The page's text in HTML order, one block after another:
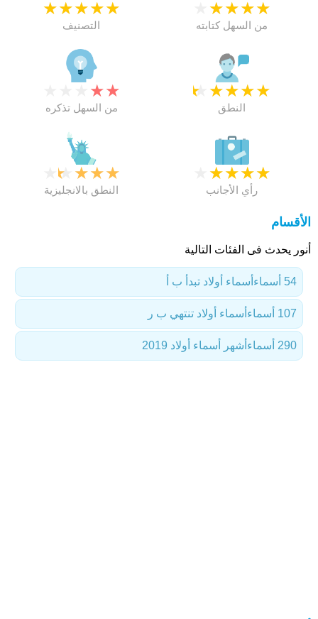
★
★
★
★
★
التصنيف
★
★
★
★
من السهل كتابته
★
★
من السهل تذكره
★
★
★
★
★
النطق
★
★
★
★
النطق بالانجليزية
★
★
★
★
رأي الأجانب
الأقسام
أنور يحدث فى الفئات التالية
أسماء أولاد تبدأ ب أ 54 أسماء
أسماء أولاد تنتهي ب ر 107 أسماء
أشهر أسماء أولاد 2019 290 أسماء